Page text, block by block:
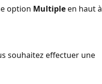
option Multiple en haut à
souhaitez effectuer une